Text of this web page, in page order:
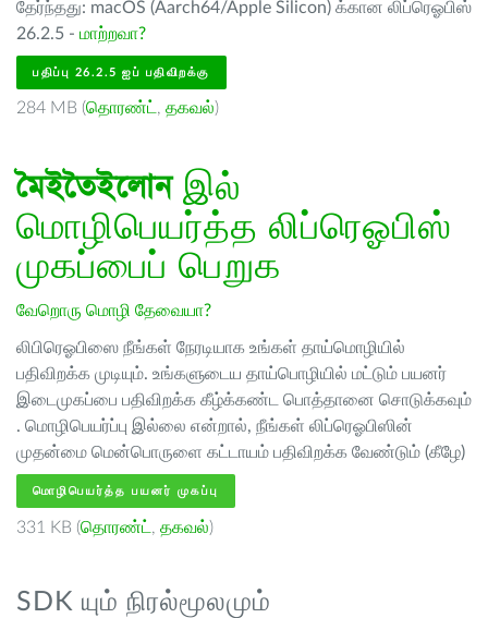
தேர்ந்தது: macOS (Aarch64/Apple Silicon) க்கான லிப்ரெஓபிஸ்
26.2.5 - மாற்றவா?
பதிப்பு 26.2.5 ஐப் பதிவிறக்கு
284 MB (தொரண்ட் , தகவல்)
মৈইতৈইলোনஇல்
மொழிபெயர்த்த லிப்ரெஓபிஸ்
முகப்பைப் பெறுக
வேறொரு மொழி தேவையா?
லிபிரெஓபிஸை நீங்கள் நேரடியாக உங்கள் தாய்மொழியில்
பதிவிறக்க முடியும். உங்களுடைய தாய்பொழியில் மட்டும் பயனர்
இடைமுகப்பை பதிவிறக்க கீழ்க்கண்ட பொத்தானை சொடுக்கவும்
. மொழிபெயர்ப்பு இல்லை என்றால், நீங்கள் லிப்ரெஓபிஸின்
முதன்மை மென்பொருளை கட்டாயம் பதிவிறக்க வேண்டும் (கீழே)
மொழிபெயர்த்த பயனர் முகப்பு
331 KB (தொரண்ட் , தகவல்)
SDK யும் நிரல்மூலமும்